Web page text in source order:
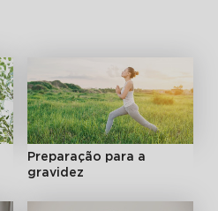
Preparação para a
gravidez